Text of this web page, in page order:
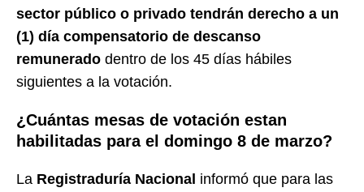
sector público o privado tendrán derecho a un
(1) día compensatorio de descanso
remunerado dentro de los 45 días hábiles
siguientes a la votación.
¿Cuántas mesas de votación estan
habilitadas para el domingo 8 de marzo?
La Registraduría Nacional informó que para las